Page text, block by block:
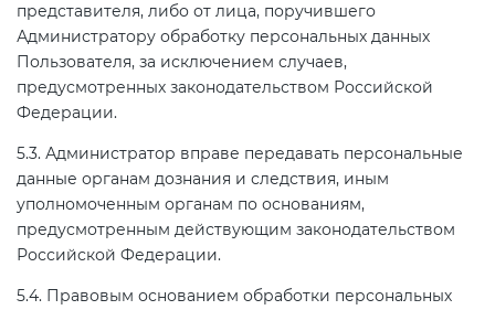
представителя, либо от лица, поручившего
Администратору обработку персональных данных
Пользователя, за исключением случаев,
предусмотренных законодательством Российской
Федерации.
5.3. Администратор вправе передавать персональные
данные органам дознания и следствия, иным
уполномоченным органам по основаниям,
предусмотренным действующим законодательством
Российской Федерации.
5.4. Правовым основанием обработки персональных